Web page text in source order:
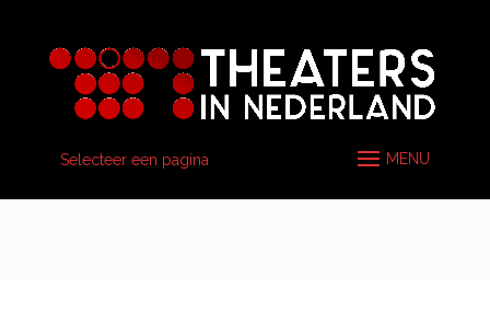
Selecteer een pagina